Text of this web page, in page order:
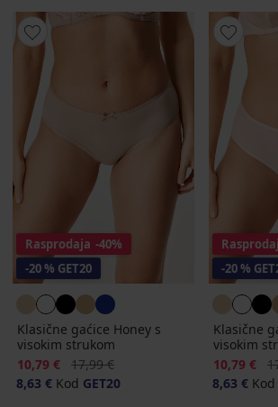
Rasprodaja -40%
-20 % GET20
Klasične gaćice Honey s
visokim strukom
Popust
10,79 € Prvobitna cijena
17,99 €
8,63 € Kod GET20
-20 %
Klasične
visokim
Popust
10,79 €
8,63 € Kod